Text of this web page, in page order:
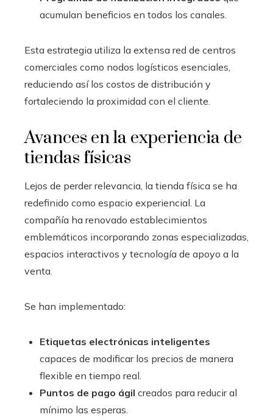
acumulan beneficios en todos los canales.
Esta estrategia utiliza la extensa red de centros
comerciales como nodos logísticos esenciales,
reduciendo así los costos de distribución y
fortaleciendo la proximidad con el cliente.
Avances en la experiencia de
tiendas físicas
Lejos de perder relevancia, la tienda física se ha
redefinido como espacio experiencial. La
compañía ha renovado establecimientos
emblemáticos incorporando zonas especializadas,
espacios interactivos y tecnología de apoyo a la
venta.
Se han implementado:
Etiquetas electrónicas inteligentes
capaces de modificar los precios de manera
flexible en tiempo real.
Puntos de pago ágil creados para reducir al
mínimo las esperas.